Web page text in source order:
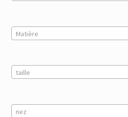
Matière
taille
nez